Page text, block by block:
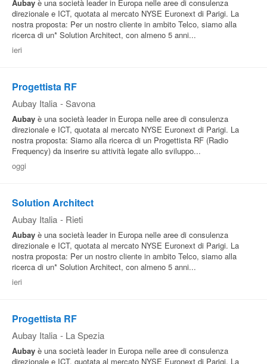
Aubay è una società leader in Europa nelle aree di consulenza
direzionale e ICT, quotata al mercato NYSE Euronext di Parigi. La
nostra proposta: Per un nostro cliente in ambito Telco, siamo alla
ricerca di un* Solution Architect, con almeno 5 anni...
ieri
Progettista RF
Aubay Italia - Savona
Aubay è una società leader in Europa nelle aree di consulenza
direzionale e ICT, quotata al mercato NYSE Euronext di Parigi. La
nostra proposta: Siamo alla ricerca di un Progettista RF (Radio
Frequency) da inserire su attività legate allo sviluppo...
oggi
Solution Architect
Aubay Italia - Rieti
Aubay è una società leader in Europa nelle aree di consulenza
direzionale e ICT, quotata al mercato NYSE Euronext di Parigi. La
nostra proposta: Per un nostro cliente in ambito Telco, siamo alla
ricerca di un* Solution Architect, con almeno 5 anni...
ieri
Progettista RF
Aubay Italia - La Spezia
Aubay è una società leader in Europa nelle aree di consulenza
direzionale e ICT, quotata al mercato NYSE Euronext di Parigi. La